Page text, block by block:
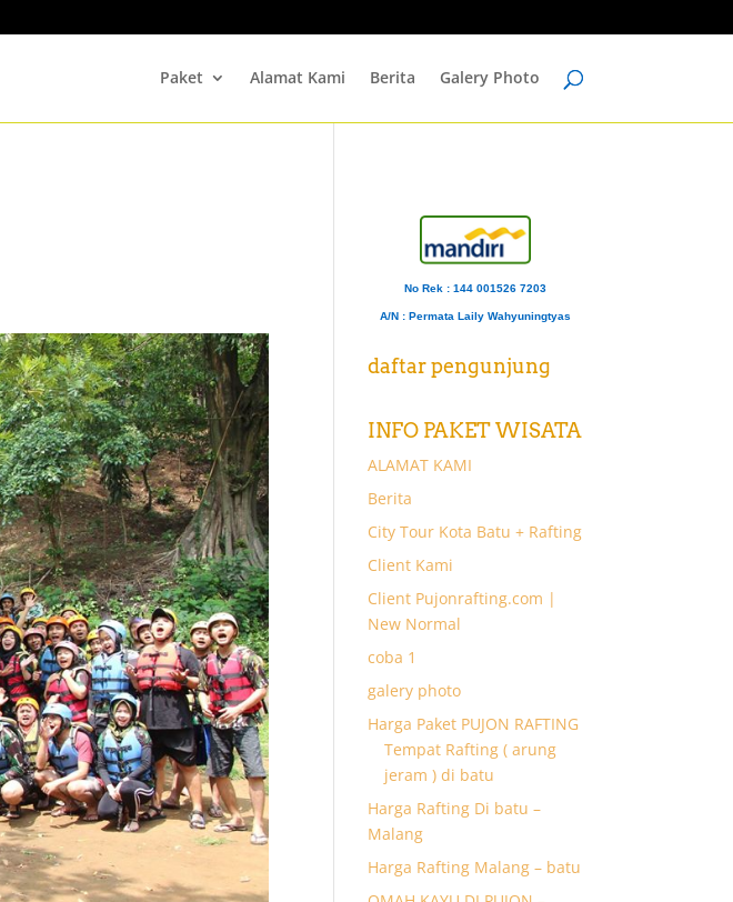
Paket Alamat Kami Berita Galery Photo
No Rek : 144 001526 7203
A/N : Permata Laily Wahyuningtyas
daftar pengunjung
INFO PAKET WISATA
ALAMAT KAMI
Berita
City Tour Kota Batu + Rafting
Client Kami
Client Pujonrafting.com |
New Normal
coba 1
galery photo
Harga Paket PUJON RAFTING
Tempat Rafting ( arung
jeram ) di batu
Harga Rafting Di batu –
Malang
Harga Rafting Malang – batu